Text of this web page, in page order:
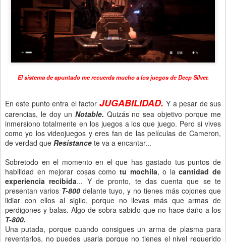
El sistema de apuntado me recuerda mucho a los juegos de Deep Silver.
En este punto entra el factor JUGABILIDAD.Y a pesar de sus
carencias, le doy un Notable. Quizás no sea objetivo porque me
inmersiono totalmente en los juegos a los que juego. Pero si vives
como yo los videojuegos y eres fan de las películas de Cameron,
de verdad que Resistance te va a encantar...
Sobretodo en el momento en el que has gastado tus puntos de
habilidad en mejorar cosas como tu mochila, o lacantidad de
experiencia recibida... Y de pronto, te das cuenta que se te
presentan varios T-800 delante tuyo, y no tienes más cojones que
lidiar con ellos al sigilo, porque no llevas más que armas de
perdigones y balas. Algo de sobra sabido que no hace daño a los
T-800.
Una putada, porque cuando consigues un arma de plasma para
reventarlos, no puedes usarla porque no tienes el nivel requerido